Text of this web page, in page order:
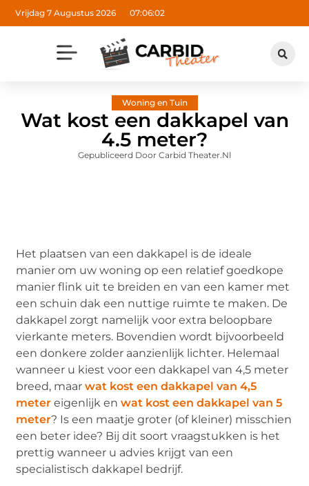
Vrijdag 7 Augustus 2026 07:06:03
Woning en Tuin
Wat kost een dakkapel van
4.5 meter?
Gepubliceerd Door Carbid Theater.nl
Het plaatsen van een dakkapel is de ideale
manier om uw woning op een relatief goedkope
manier flink uit te breiden en van een kamer met
een schuin dak een nuttige ruimte te maken. De
dakkapel zorgt namelijk voor extra beloopbare
vierkante meters. Bovendien wordt bijvoorbeeld
een donkere zolder aanzienlijk lichter. Helemaal
wanneer u kiest voor een dakkapel van 4,5 meter
breed, maarwat kost een dakkapel van 4,5
meter eigenlijk enwat kost een dakkapel van 5
meter? Is een maatje groter (of kleiner) misschien
een beter idee? Bij dit soort vraagstukken is het
prettig wanneer u advies krijgt van een
specialistisch dakkapel bedrijf.